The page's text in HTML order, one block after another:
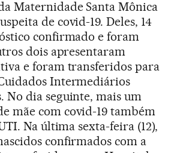
Maternidade Santa Mônica
de covid-19. Deles, 14
confirmado e foram
dois apresentaram
e foram transferidos para
Intermediários
No dia seguinte, mais um
mãe com covid-19 também
Na última sexta-feira (12),
confirmados com a